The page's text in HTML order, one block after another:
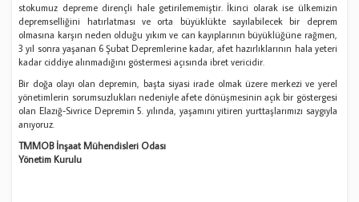
stokumuz depreme dirençli hale getirilememiştir. İkinci olarak ise ülkemizin
depremselliğini hatırlatması ve orta büyüklükte sayılabilecek bir deprem
olmasına karşın neden olduğu yıkım ve can kayıplarının büyüklüğüne rağmen,
3 yıl sonra yaşanan 6 Şubat Depremlerine kadar, afet hazırlıklarının hala yeteri
kadar ciddiye alınmadığını göstermesi açısında ibret vericidir.
Bir doğa olayı olan depremin, başta siyasi irade olmak üzere merkezi ve yerel
yönetimlerin sorumsuzlukları nedeniyle afete dönüşmesinin açık bir göstergesi
olan Elazığ-Sivrice Depremin 5. yılında, yaşamını yitiren yurttaşlarımızı saygıyla
anıyoruz.
TMMOB İnşaat Mühendisleri Odası
Yönetim Kurulu